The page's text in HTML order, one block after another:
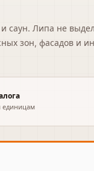
саун. Липа не
зон, фасадов и
единицам